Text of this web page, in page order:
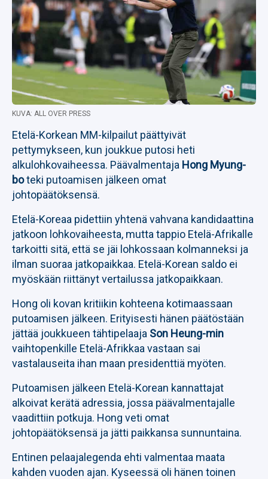
KUVA: ALL OVER PRESS
Etelä-Korkean MM-kilpailut päättyivät
pettymykseen, kun joukkue putosi heti
alkulohkovaiheessa. Päävalmentaja Hong Myung-
boteki putoamisen jälkeen omat
johtopäätöksensä.
Etelä-Koreaa pidettiin yhtenä vahvana kandidaattina
jatkoon lohkovaiheesta, mutta tappio Etelä-Afrikalle
tarkoitti sitä, että se jäi lohkossaan kolmanneksi ja
ilman suoraa jatkopaikkaa. Etelä-Korean saldo ei
myöskään riittänyt vertailussa jatkopaikkaan.
Hong oli kovan kritiikin kohteena kotimaassaan
putoamisen jälkeen. Erityisesti hänen päätöstään
jättää joukkueen tähtipelaaja Son Heung-min
vaihtopenkille Etelä-Afrikkaa vastaan sai
vastalauseita ihan maan presidenttiä myöten.
Putoamisen jälkeen Etelä-Korean kannattajat
alkoivat kerätä adressia, jossa päävalmentajalle
vaadittiin potkuja. Hong veti omat
johtopäätöksensä ja jätti paikkansa sunnuntaina.
Entinen pelaajalegenda ehti valmentaa maata
kahden vuoden ajan. Kyseessä oli hänen toinen